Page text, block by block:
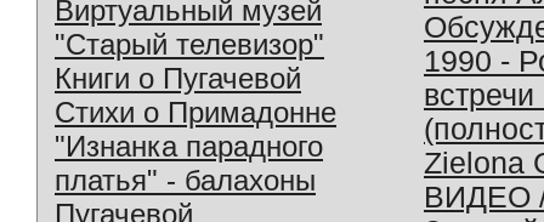
Виртуальный музей
"Старый телевизор"
Книги о Пугачевой
Стихи о Примадонне
"Изнанка парадного
платья" - балахоны
Пугачевой
1990 -
Zielona
ВИДЕО